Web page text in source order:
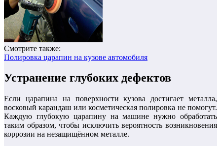
Смотрите также:
Полировка царапин на кузове автомобиля
Устранение глубоких дефектов
Если царапина на поверхности кузова достигает металла,
восковый карандаш или косметическая полировка не помогут.
Каждую глубокую царапину на машине нужно обработать
таким образом, чтобы исключить вероятность возникновения
коррозии на незащищённом металле.